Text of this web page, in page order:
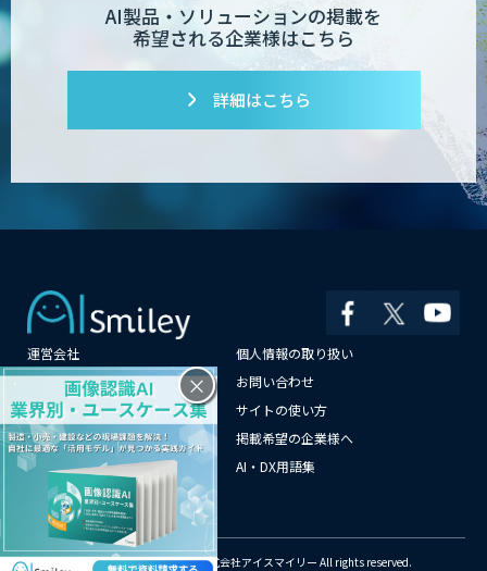
AI製品・ソリューションの掲載を
希望される企業様はこちら
詳細はこちら
運営会社
個人情報の取り扱い
よくある質問
お問い合わせ
メールマガジン登録
サイトの使い方
情報提供はこちらから
掲載希望の企業様へ
AI企業一覧
AI・DX用語集
サイトマップ
© Copyright 2018-2026 株式会社アイスマイリー All rights reserved.
×